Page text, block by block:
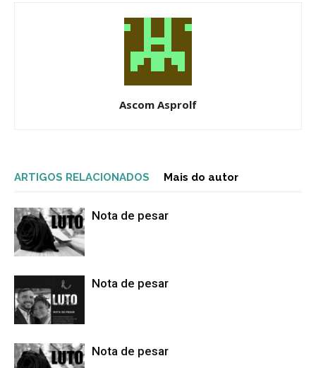
Ascom Asprolf
ARTIGOS RELACIONADOS Mais do autor
Nota de pesar
Nota de pesar
Nota de pesar